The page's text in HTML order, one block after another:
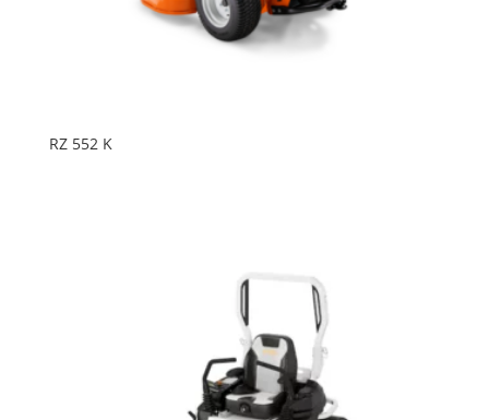
RZ 552 K